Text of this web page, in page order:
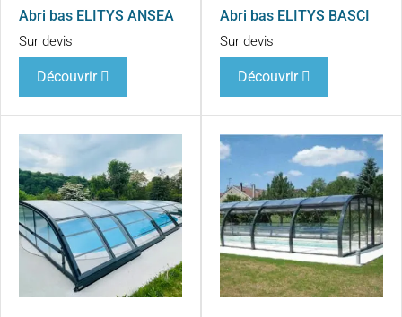
Abri bas ELITYS ANSEA
Sur devis
Découvrir
Abri bas ELITYS BASCI
Sur devis
Découvrir